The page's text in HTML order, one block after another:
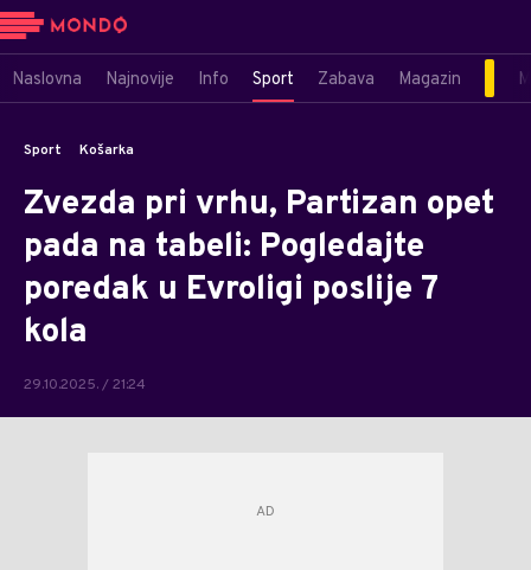
Naslovna Najnovije Info Sport Zabava Magazin
Sport Košarka
Zvezda pri vrhu, Partizan opet
pada na tabeli: Pogledajte
poredak u Evroligi poslije 7
kola
29.10.2025. / 21:24